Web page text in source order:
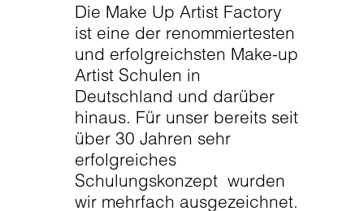
Die Make Up Artist Factory
ist eine der renommiertesten
und erfolgreichsten Make-up
Artist Schulen in
Deutschland und darüber
hinaus. Für unser bereits seit
über 30 Jahren sehr
erfolgreiches
Schulungskonzept wurden
wir mehrfach ausgezeichnet.